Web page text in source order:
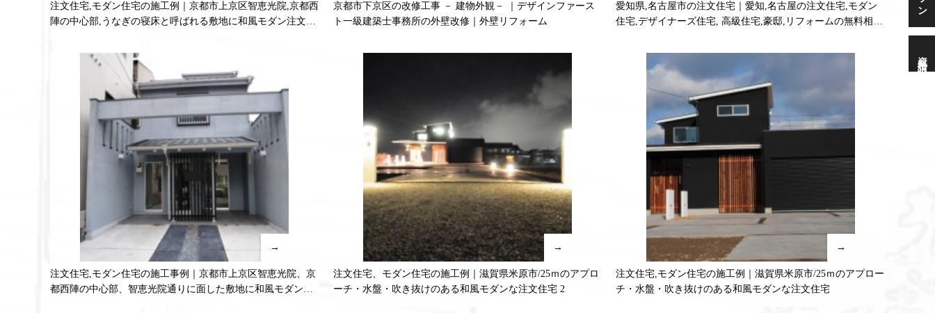
注文住宅,モダン住宅の施工例｜京都市上京区智恵光院,京都西
陣の中心部,うなぎの寝床と呼ばれる敷地に和風モダン注文住
京都市下京区の改修工事 － 建物外観－ ｜デザインファース
ト一級建築士事務所の外壁改修｜外壁リフォーム
愛知県,名古屋市の注文住宅｜愛知,名古屋の注文住宅,モダン
住宅,デザイナーズ住宅, 高級住宅,豪邸,リフォームの無料相
→
注文住宅,モダン住宅の施工事例｜京都市上京区智恵光院、京
都西陣の中心部、智恵光院通りに面した敷地に和風モダン注
→
注文住宅、モダン住宅の施工例｜滋賀県米原市/25ｍのアプロ
ーチ・水盤・吹き抜けのある和風モダンな注文住宅 2
→
注文住宅,モダン住宅の施工例｜滋賀県米原市/25ｍのアプロー
チ・水盤・吹き抜けのある和風モダンな注文住宅